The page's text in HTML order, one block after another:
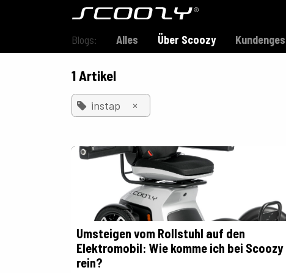
Zum Inhalt springen
Blogs: Alles Über Scoozy
1 Artikel
instap ×
Umsteigen vom Rollstuhl auf den
Elektromobil: Wie komme ich bei Scoozy
rein?